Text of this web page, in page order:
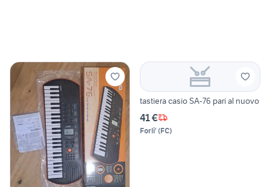
tastiera casio SA-76 pari al nuovo
41 €
Forli' (FC)